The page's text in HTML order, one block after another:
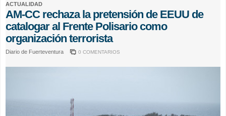
ACTUALIDAD
AM-CC rechaza la pretensión de EEUU de
catalogar al Frente Polisario como
organización terrorista
Diario de Fuerteventura 0 COMENTARIOS